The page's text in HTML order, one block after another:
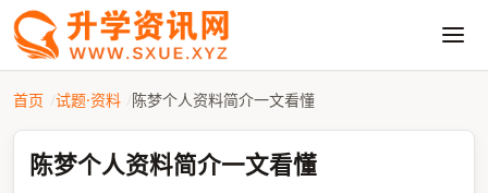
首页 试题·资料 陈梦个人资料简介一文看懂
陈梦个人资料简介一文看懂